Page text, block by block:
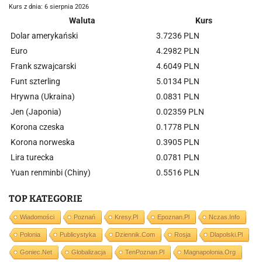
Kurs z dnia: 6 sierpnia 2026
Waluta
Kurs
Dolar amerykański
3.7236 PLN
Euro
4.2982 PLN
Frank szwajcarski
4.6049 PLN
Funt szterling
5.0134 PLN
Hrywna (Ukraina)
0.0831 PLN
Jen (Japonia)
0.02359 PLN
Korona czeska
0.1778 PLN
Korona norweska
0.3905 PLN
Lira turecka
0.0781 PLN
Yuan renminbi (Chiny)
0.5516 PLN
TOP KATEGORIE
Wiadomości Poznań Kresy.pl Epoznan.pl Nczas.info
Polonia Publicystyka Dziennik.com Rosja Dlapolski.pl
Goniec.net Globalizacja TenPoznan.pl Magnapolonia.org